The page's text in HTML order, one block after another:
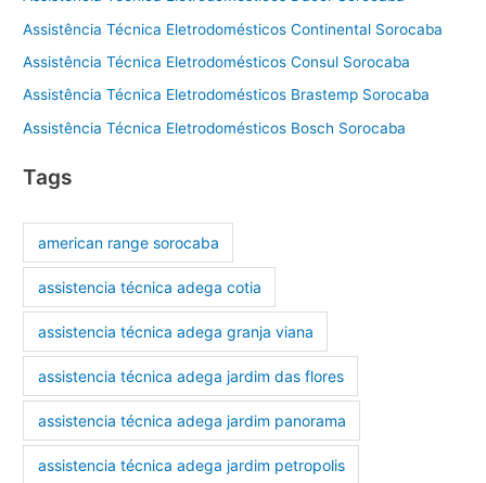
Assistência Técnica Eletrodomésticos Continental Sorocaba
Assistência Técnica Eletrodomésticos Consul Sorocaba
Assistência Técnica Eletrodomésticos Brastemp Sorocaba
Assistência Técnica Eletrodomésticos Bosch Sorocaba
Tags
american range sorocaba
assistencia técnica adega cotia
assistencia técnica adega granja viana
assistencia técnica adega jardim das flores
assistencia técnica adega jardim panorama
assistencia técnica adega jardim petropolis